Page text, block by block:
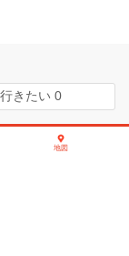
きたい 0
地図